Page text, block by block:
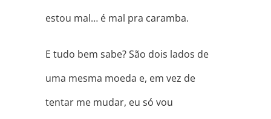
estou mal… é mal pra caramba.
E tudo bem sabe? São dois lados de
uma mesma moeda e, em vez de
tentar me mudar, eu só vou